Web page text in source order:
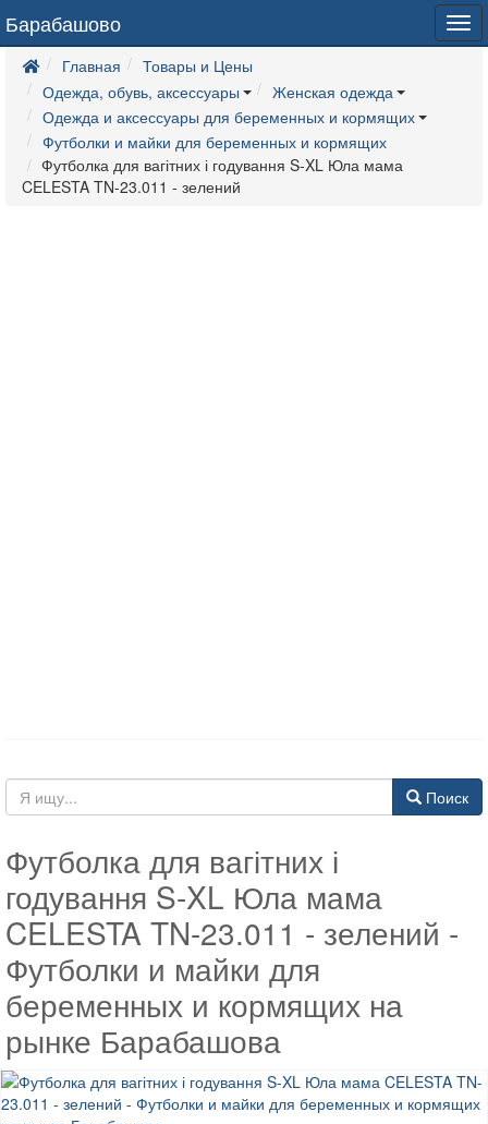
Барабашово
Главная
Товары и Цены
Одежда, обувь, аксессуары
Женская одежда
Одежда и аксессуары для беременных и кормящих
Футболки и майки для беременных и кормящих
Футболка для вагітних і годування S-XL Юла мама
CELESTA TN-23.011 - зелений
Поиск
Футболка для вагітних і
годування S-XL Юла мама
CELESTA TN-23.011 - зелений -
Футболки и майки для
беременных и кормящих на
рынке Барабашова